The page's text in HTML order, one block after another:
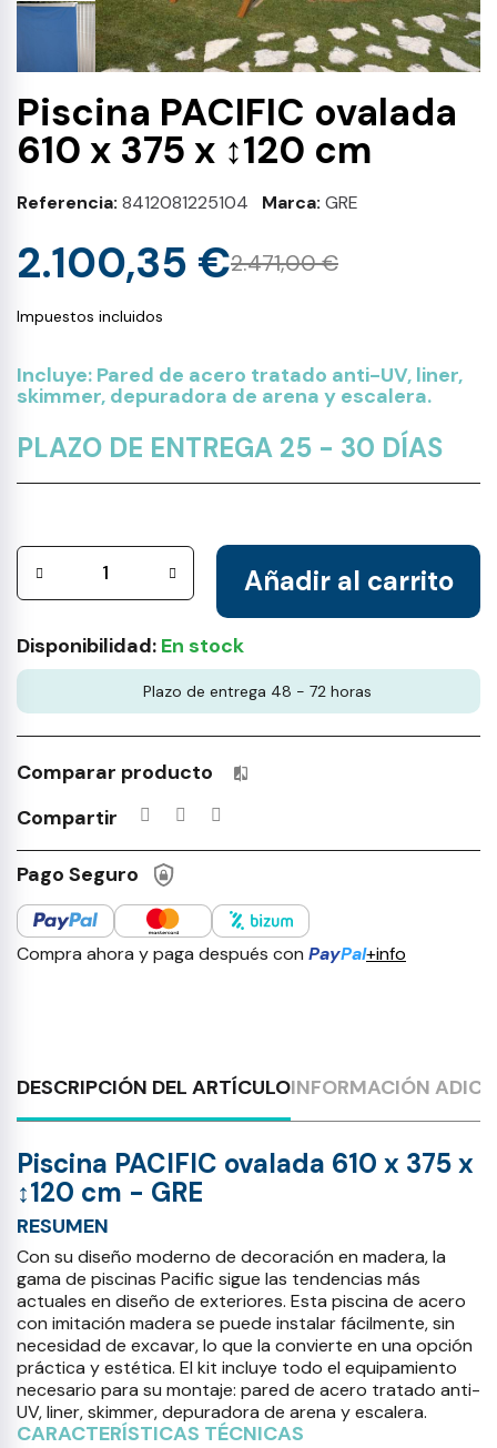
Piscina PACIFIC ovalada
610 x 375 x ↕120 cm
Referencia 8412081225104 Marca GRE
2.471,00 €
2.100,35 €
Impuestos incluidos
Incluye: Pared de acero tratado anti-UV, liner,
skimmer, depuradora de arena y escalera.
PLAZO DE ENTREGA 25 - 30 DÍAS
Añadir al carrito
Disponibilidad: En stock
Plazo de entrega 48 - 72 horas
Comparar producto Productos incluidos en tu lista
Compartir
Pago Seguro
Compra ahora y paga después con PayPal+info
DESCRIPCIÓN DEL ARTÍCULOINFORMACIÓN
Piscina PACIFIC ovalada 610 x 375 x
↕120 cm - GRE
RESUMEN
Con su diseño moderno de decoración en madera, la
gama de piscinas Pacific sigue las tendencias más
actuales en diseño de exteriores. Esta piscina de acero
con imitación madera se puede instalar fácilmente, sin
necesidad de excavar, lo que la convierte en una opción
práctica y estética. El kit incluye todo el equipamiento
necesario para su montaje: pared de acero tratado anti-
UV, liner, skimmer, depuradora de arena y escalera.
CARACTERÍSTICAS TÉCNICAS